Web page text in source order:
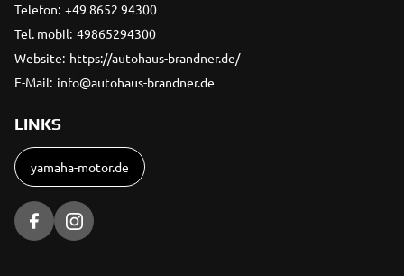
Telefon: +49 8652 94300
Tel. mobil: 49865294300
Website: https://autohaus-brandner.de/
E-Mail: info@autohaus-brandner.de
LINKS
yamaha-motor.de